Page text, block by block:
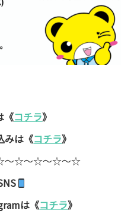
《コチラ》
みは《コチラ》
☆〜☆〜☆〜☆
は《コチラ》